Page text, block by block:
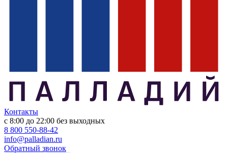
Контакты
с 8:00 до 22:00 без выходных
8 800 550-88-42
info@palladian.ru
Обратный звонок